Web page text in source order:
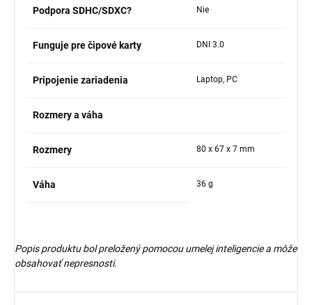
Podpora SDHC/SDXC? Nie
Funguje pre čipové karty DNI 3.0
Pripojenie zariadenia Laptop, PC
Rozmery a váha
Rozmery 80 x 67 x 7 mm
Váha 36 g
Popis produktu bol preložený pomocou umelej inteligencie a môže
obsahovať nepresnosti.